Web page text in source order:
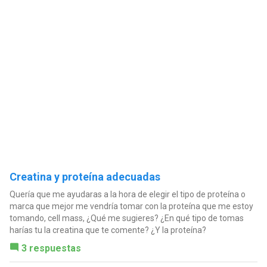
Creatina y proteína adecuadas
Quería que me ayudaras a la hora de elegir el tipo de proteína o
marca que mejor me vendría tomar con la proteína que me estoy
tomando, cell mass, ¿Qué me sugieres? ¿En qué tipo de tomas
harías tu la creatina que te comente? ¿Y la proteína?
3 respuestas